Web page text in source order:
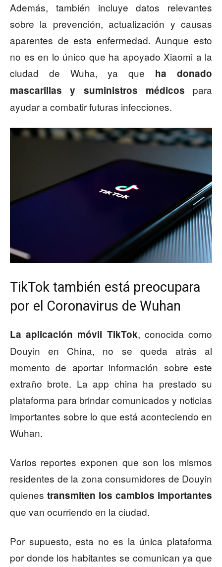
Además, también incluye datos relevantes
sobre la prevención, actualización y causas
aparentes de esta enfermedad. Aunque esto
no es en lo único que ha apoyado Xiaomi a la
ciudad de Wuha, ya que ha donado
mascarillas y suministros médicos para
ayudar a combatir futuras infecciones.
TikTok también está preocupara
por el Coronavirus de Wuhan
La aplicación móvil TikTok, conocida como
Douyin en China, no se queda atrás al
momento de aportar información sobre este
extraño brote. La app china ha prestado su
plataforma para brindar comunicados y noticias
importantes sobre lo que está aconteciendo en
Wuhan.
Varios reportes exponen que son los mismos
residentes de la zona consumidores de Douyin
quienes transmiten los cambios importantes
que van ocurriendo en la ciudad.
Por supuesto, esta no es la única plataforma
por donde los habitantes se comunican ya que